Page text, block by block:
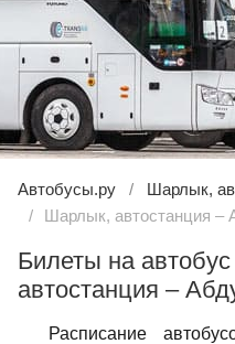
Автобусы.ру
Шарлык,
Шарлык, автостанция –
Билеты на
автостанция –
Расписание